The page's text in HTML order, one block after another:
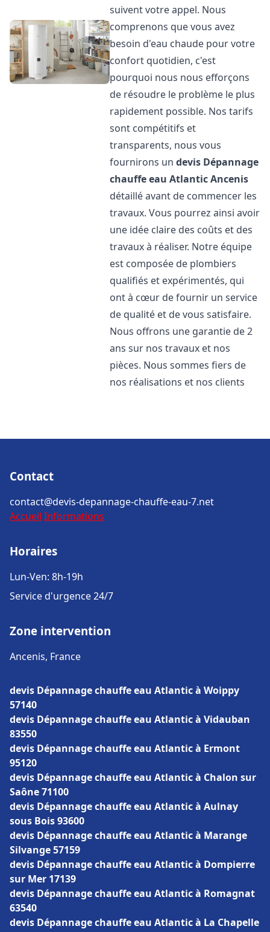
suivent votre appel. Nous
comprenons que vous avez
besoin d'eau chaude pour votre
confort quotidien, c'est
pourquoi nous nous efforçons
de résoudre le problème le plus
rapidement possible. Nos tarifs
sont compétitifs et
transparents, nous vous
fournirons undevis Dépannage
chauffe eau AtlanticAncenis
détaillé avant de commencer les
travaux. Vous pourrez ainsi avoir
une idée claire des coûts et des
travaux à réaliser. Notre équipe
est composée de plombiers
qualifiés et expérimentés, qui
ont à cœur de fournir un service
de qualité et de vous satisfaire.
Nous offrons une garantie de 2
ans sur nos travaux et nos
pièces. Nous sommes fiers de
nos réalisations et nos clients
Contact
contact@devis-depannage-chauffe-eau-7.net
Accueil Informations
Horaires
Lun-Ven: 8h-19h
Service d'urgence 24/7
Zone intervention
Ancenis, France
devis Dépannage chauffe eau Atlantic à Woippy
57140
devis Dépannage chauffe eau Atlantic à Vidauban
83550
devis Dépannage chauffe eau Atlantic à Ermont
95120
devis Dépannage chauffe eau Atlantic à Chalon sur
Saône 71100
devis Dépannage chauffe eau Atlantic à Aulnay
sous Bois 93600
devis Dépannage chauffe eau Atlantic à Marange
Silvange 57159
devis Dépannage chauffe eau Atlantic à Dompierre
sur Mer 17139
devis Dépannage chauffe eau Atlantic à Romagnat
63540
devis Dépannage chauffe eau Atlantic à La Chapelle